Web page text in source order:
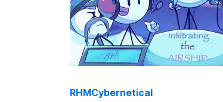
RHMCybernetical